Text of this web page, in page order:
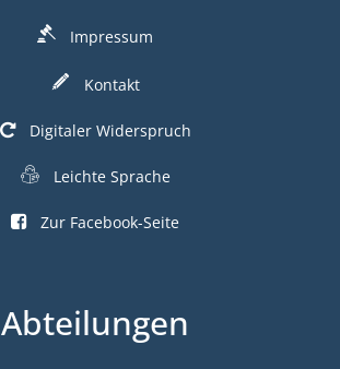
Impressum
Kontakt
Digitaler Widerspruch
Leichte Sprache
Zur Facebook-Seite
Abteilungen